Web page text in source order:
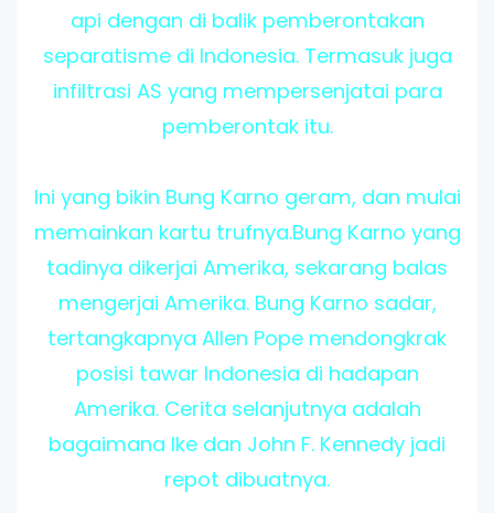
api dengan di balik pemberontakan
separatisme di Indonesia. Termasuk juga
infiltrasi AS yang mempersenjatai para
pemberontak itu.
Ini yang bikin Bung Karno geram, dan mulai
memainkan kartu trufnya.Bung Karno yang
tadinya dikerjai Amerika, sekarang balas
mengerjai Amerika. Bung Karno sadar,
tertangkapnya Allen Pope mendongkrak
posisi tawar Indonesia di hadapan
Amerika. Cerita selanjutnya adalah
bagaimana Ike dan John F. Kennedy jadi
repot dibuatnya.